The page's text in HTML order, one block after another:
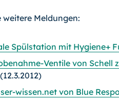
Meldungen:
Spülstation mit Hygiene+
Ventile von
(12.3.2012)
wissen.net von Blue